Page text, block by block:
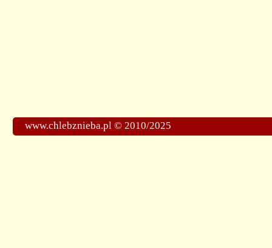
www.chlebznieba.pl © 2010/2025